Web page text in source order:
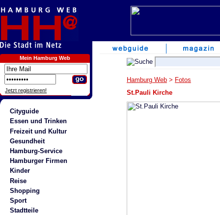
Mein Hamburg Web
Jetzt registrieren!
Cityguide
Essen und Trinken
Freizeit und Kultur
Gesundheit
Hamburg-Service
Hamburger Firmen
Kinder
Reise
Shopping
Sport
Stadtteile
Hamburg Web > Fotos
St.Pauli Kirche